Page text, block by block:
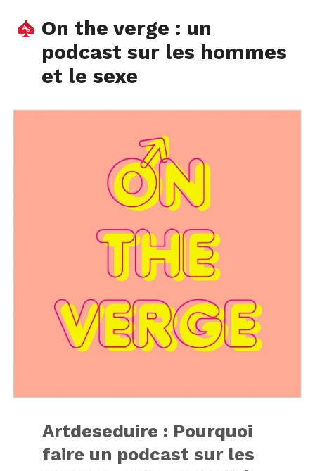
On the verge : un
podcast sur les hommes
et le sexe
Artdeseduire : Pourquoi
faire un podcast sur les